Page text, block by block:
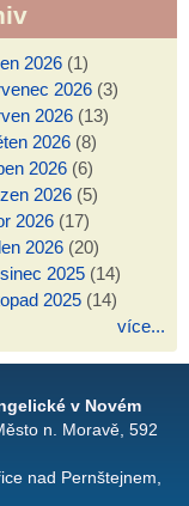
2026(1)
2026(3)
2026(13)
2026(8)
2026(6)
2026(5)
2026(17)
2026(20)
2025(14)
2025(14)
více...
v Novém
n. Moravě, 592
nad Pernštejnem,